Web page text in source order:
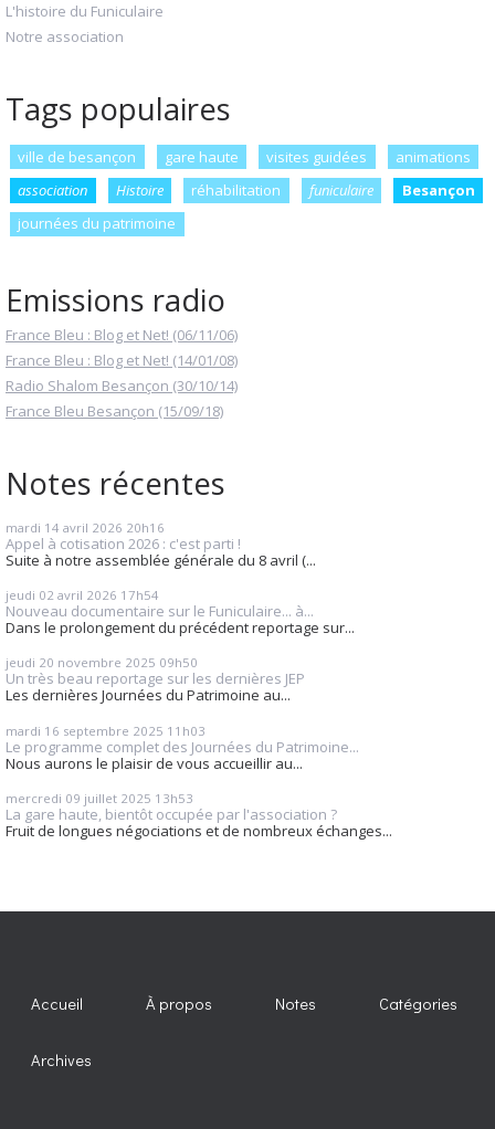
L'histoire du Funiculaire
Notre association
Tags populaires
ville de besançon gare haute visites guidées
animations
association
Histoire réhabilitation funiculaire
Besançon
journées du patrimoine
Emissions radio
France Bleu : Blog et Net! (06/11/06)
France Bleu : Blog et Net! (14/01/08)
Radio Shalom Besançon (30/10/14)
France Bleu Besançon (15/09/18)
Notes récentes
mardi 14 avril 2026 20h16
Appel à cotisation 2026 : c'est parti !
Suite à notre assemblée générale du 8 avril (...
jeudi 02 avril 2026 17h54
Nouveau documentaire sur le Funiculaire... à...
Dans le prolongement du précédent reportage sur...
jeudi 20 novembre 2025 09h50
Un très beau reportage sur les dernières JEP
Les dernières Journées du Patrimoine au...
mardi 16 septembre 2025 11h03
Le programme complet des Journées du Patrimoine...
Nous aurons le plaisir de vous accueillir au...
mercredi 09 juillet 2025 13h53
La gare haute, bientôt occupée par l'association ?
Fruit de longues négociations et de nombreux échanges...
Accueil À propos Notes Catégories
Archives